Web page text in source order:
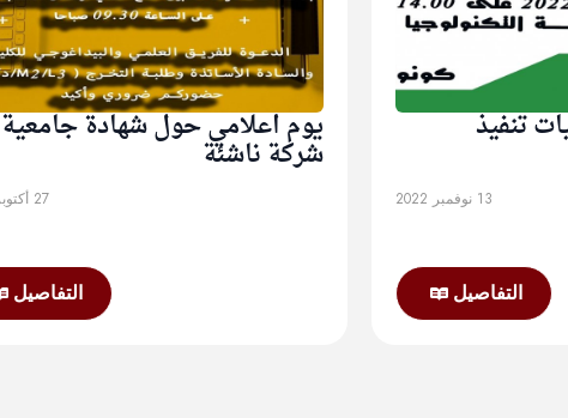
تنفيذ
13 نوفمبر 2022
التفاصيل
يوم اعلامي حول شهادة جامعية
شركة ناشئة
27 أكتوبر 2022
التفاصيل